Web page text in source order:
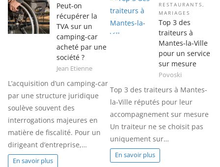
Peut-on
récupérer la
TVA sur un
camping-car
acheté par une
société ?
Jean Etienne
L’acquisition d’un camping-car
par une structure juridique
soulève souvent des
interrogations majeures en
matière de fiscalité. Pour un
dirigeant d’entreprise,…
En savoir plus
RESTAURANTS
MARIAGES
Top 3 des
traiteurs à
Mantes-la-Ville
pour un service
sur mesure
Povoski
Top 3 des traiteurs à Mantes-
la-Ville réputés pour leur
accompagnement sur mesure
Un traiteur ne se choisit pas
uniquement sur…
En savoir plus